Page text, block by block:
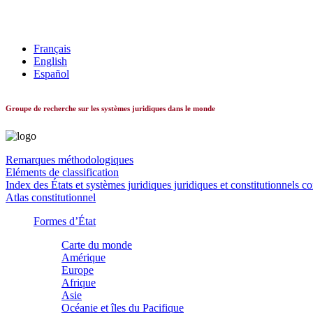
Français
English
Español
Groupe de recherche sur les systèmes juridiques dans le monde
Remarques méthodologiques
Eléments de classification
Index des États et systèmes juridiques juridiques et constitutionnels
Atlas constitutionnel
Formes d’État
Carte du monde
Amérique
Europe
Afrique
Asie
Océanie et îles du Pacifique